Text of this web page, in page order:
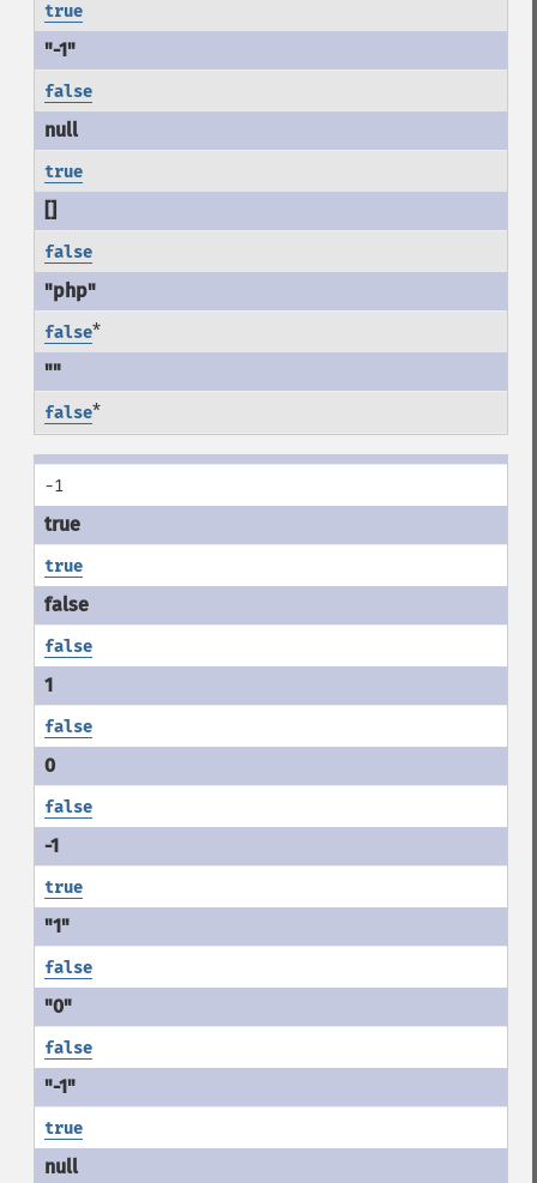
true
false
true
false
false*
false*
-1
true
false
false
false
true
false
false
true